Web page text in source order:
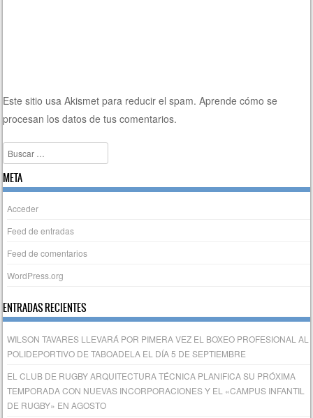
Este sitio usa Akismet para reducir el spam.Aprende cómo se
procesan los datos de tus comentarios.
Buscar
META
Acceder
Feed de entradas
Feed de comentarios
WordPress.org
ENTRADAS RECIENTES
WILSON TAVARES LLEVARÁ POR PIMERA VEZ EL BOXEO PROFESIONAL AL
POLIDEPORTIVO DE TABOADELA EL DÍA 5 DE SEPTIEMBRE
EL CLUB DE RUGBY ARQUITECTURA TÉCNICA PLANIFICA SU PRÓXIMA
TEMPORADA CON NUEVAS INCORPORACIONES Y EL «CAMPUS INFANTIL
DE RUGBY» EN AGOSTO